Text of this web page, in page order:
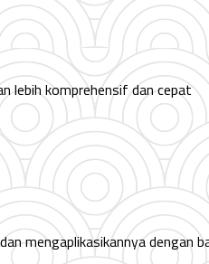
lebih komprehensif dan cepat
mengaplikasikannya dengan